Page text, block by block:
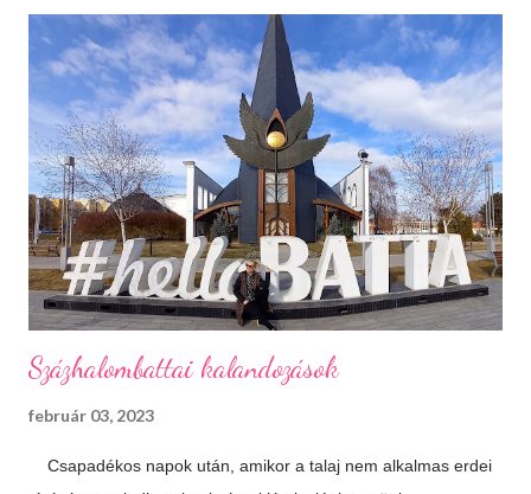
már nem gyakran esik a hó, de korizni akkor is lehet, minden
másért meg irány a Kékes, Dobogókő vagy Eplény. Sűrű
krémlevesek Van abban valami megnyugtató amikor az ember
egy tál tartalmas és forró krémlevest kanalaz. Illatos, forró
fürdők Azt hiszem ehhez nem is kell mit hozzáfűzni...
Hangulatfények mindenhol Bátran rakd velük tele te is a
lakásodat, meglátod milyen meghitt hangulatot teremtenek.
Isteni sütemények Diós, mákos, túrós, lekváro...
Százhalombattai kalandozások
február 03, 2023
Csapadékos napok után, amikor a talaj nem alkalmas erdei